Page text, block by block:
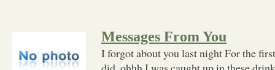
Messages From You
I forgot about you last night For the